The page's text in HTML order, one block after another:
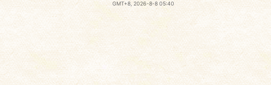
GMT+8, 2026-8-8 05:40